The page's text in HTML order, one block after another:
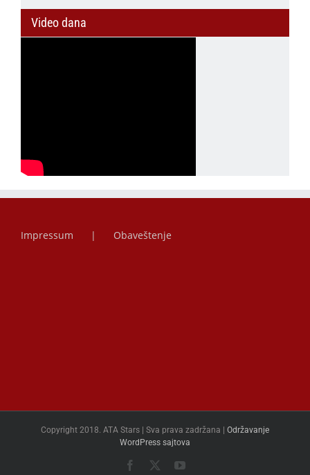
Video dana
Impressum Obaveštenje
Copyright 2018. ATA Stars | Sva prava zadržana | Održavanje
WordPress sajtova
Facebook YouTube